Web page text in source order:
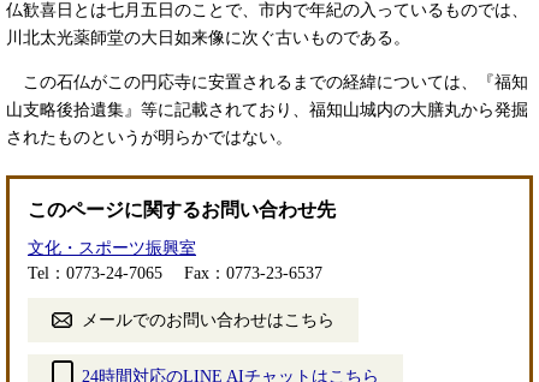
仏歓喜日とは七月五日のことで、市内で年紀の入っているものでは、
川北太光薬師堂の大日如来像に次ぐ古いものである。
この石仏がこの円応寺に安置されるまでの経緯については、『福知
山支略後拾遺集』等に記載されており、福知山城内の大膳丸から発掘
されたものというが明らかではない。
このページに関するお問い合わせ先
文化・スポーツ振興室
Tel：0773-24-7065
Fax：0773-23-6537
メールでのお問い合わせはこちら
24時間対応のLINE AIチャットはこちら